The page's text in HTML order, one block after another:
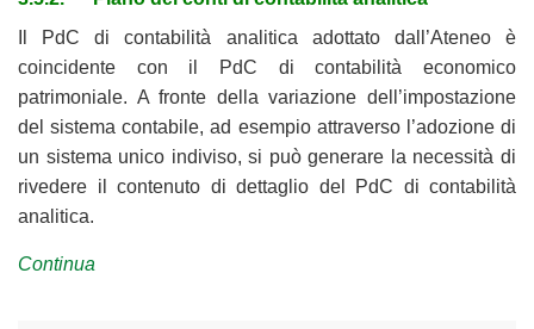
Il PdC di contabilità analitica adottato dall’Ateneo è
coincidente con il PdC di contabilità economico
patrimoniale. A fronte della variazione dell’impostazione
del sistema contabile, ad esempio attraverso l’adozione di
un sistema unico indiviso, si può generare la necessità di
rivedere il contenuto di dettaglio del PdC di contabilità
analitica.
Continua